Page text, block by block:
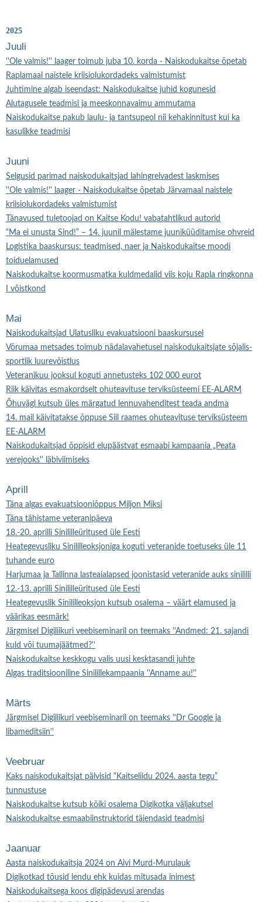
2025
Juuli
''Ole valmis!'' laager toimub juba 10. korda - Naiskodukaitse õpetab
Raplamaal naistele kriisiolukordadeks valmistumist
Juhtimine algab iseendast: Naiskodukaitse juhid kogunesid
Alutagusele teadmisi ja meeskonnavaimu ammutama
Naiskodukaitse pakub laulu- ja tantsupeol nii kehakinnitust kui ka
kasulikke teadmisi
Juuni
Selgusid parimad naiskodukaitsjad lahingrelvadest laskmises
''Ole valmis!'' laager - Naiskodukaitse õpetab Järvamaal naistele
kriisiolukordadeks valmistumist
Tänavused tuletoojad on Kaitse Kodu! vabatahtlikud autorid
“Ma ei unusta Sind!” – 14. juunil mälestame juuniküüditamise ohvreid
Logistika baaskursus: teadmised, naer ja Naiskodukaitse moodi
toiduelamused
Naiskodukaitse koormusmatka kuldmedalid viis koju Rapla ringkonna
I võistkond
Mai
Naiskodukaitsjad Ulatusliku evakuatsiooni baaskursusel
Võrumaa metsades toimub nädalavahetusel naiskodukaitsjate sõjalis-
sportlik luurevõistlus
Veteranikuu jooksul koguti annetusteks 102 000 eurot
Riik käivitas esmakordselt ohuteavituse terviksüsteemi EE-ALARM
Õhuvägi kutsub üles märgatud lennuvahenditest teada andma
14. mail käivitatakse õppuse Siil raames ohuteavituse terviksüsteem
EE-ALARM
Naiskodukaitsjad õppisid elupäästvat esmaabi kampaania „Peata
verejooks'' läbiviimiseks
Aprill
Täna algas evakuatsiooniõppus Miljon Miksi
Täna tähistame veteranipäeva
18.-20. aprilli Sinililleüritused üle Eesti
Heategevusliku Sinililleoksjoniga koguti veteranide toetuseks üle 11
tuhande euro
Harjumaa ja Tallinna lasteaialapsed joonistasid veteranide auks sinililli
12.-13. aprilli Sinililleüritused üle Eesti
Heategevuslik Sinililleoksjon kutsub osalema – väärt elamused ja
väärikas eesmärk!
Järgmisel Digiliikuri veebiseminaril on teemaks ''Andmed: 21. sajandi
kuld või tuumajäätmed?''
Naiskodukaitse keskkogu valis uusi kesktasandi juhte
Algas traditsiooniline Sinilillekampaania ''Anname au!''
Märts
Järgmisel Digiliikuri veebiseminaril on teemaks ''Dr Google ja
libameditsiin''
Veebruar
Kaks naiskodukaitsjat pälvisid “Kaitseliidu 2024. aasta tegu”
tunnustuse
Naiskodukaitse kutsub kõiki osalema Digikotka väljakutsel
Naiskodukaitse esmaabiinstruktorid täiendasid teadmisi
Jaanuar
Aasta naiskodukaitsja 2024 on Aivi Murd-Murulauk
Digikotkad tõusid lendu ehk kuidas mitusada inimest
Naiskodukaitsega koos digipädevusi arendas